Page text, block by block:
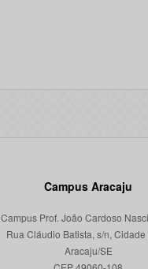
Campus Aracaju
Campus Prof. João Cardoso
Rua Cláudio Batista, s/n, Cidade
Aracaju/SE